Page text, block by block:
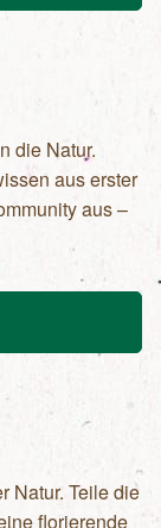
die Natur.
aus erster
aus –
Natur. Teile die
florierende